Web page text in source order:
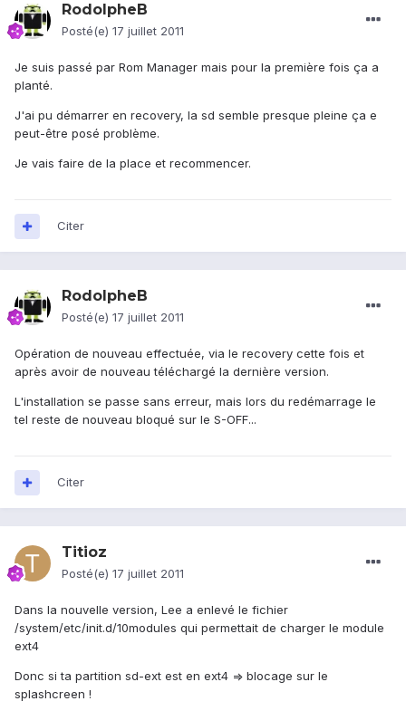
RodolpheB
Posté(e) 17 juillet 2011
Je suis passé par Rom Manager mais pour la première fois ça a
planté.
J'ai pu démarrer en recovery, la sd semble presque pleine ça e
peut-être posé problème.
Je vais faire de la place et recommencer.
Citer
RodolpheB
Posté(e) 17 juillet 2011
Opération de nouveau effectuée, via le recovery cette fois et
après avoir de nouveau téléchargé la dernière version.
L'installation se passe sans erreur, mais lors du redémarrage le
tel reste de nouveau bloqué sur le S-OFF...
Citer
Titioz
Posté(e) 17 juillet 2011
Dans la nouvelle version, Lee a enlevé le fichier
/system/etc/init.d/10modules qui permettait de charger le module
ext4
Donc si ta partition sd-ext est en ext4 => blocage sur le
splashcreen !